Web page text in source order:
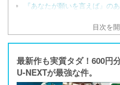
『あなたが願いを言えば』の
目次を開
最新作も実質タダ！600円
U-NEXTが最強な件。